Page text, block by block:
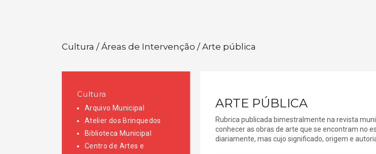
Cultura / Áreas de Intervenção / Arte pública
Cultura
Arquivo Municipal
Atelier dos Brinquedos
Biblioteca Municipal
Centro de Artes e
ARTE PÚBLICA
Rubrica publicada bimestralmente na revista
conhecer as obras de arte que se encontram no
diariamente, mas cujo significado, origem e